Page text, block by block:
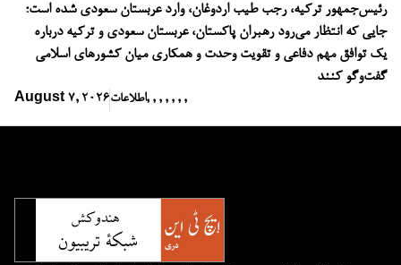
رئیس‌جمهور ترکیه، رجب طیب اردوغان، وارد عربستان سعودی شده است؛
جایی که انتظار می‌رود رهبران پاکستان، عربستان سعودی و ترکیه درباره
یک توافق مهم دفاعی و تقویت وحدت و همکاری میان کشورهای اسلامی
گفت‌وگو کنند
August 7, 2026اطلاعات, , , , , , ,